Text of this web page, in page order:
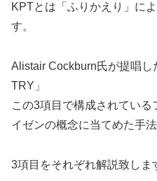
KPTとは「ふりかえり」に
す。
Alistair Cockburn氏が提唱し
TRY」
この3項目で構成されてい
イゼンの概念に当てめた手法
3項目をそれぞれ解説致しま